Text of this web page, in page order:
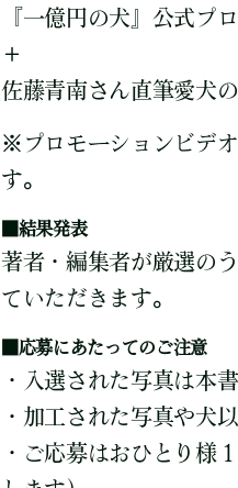
『一億円の犬』公式プ
＋
佐藤青南さん直筆愛犬
※プロモーションビデ
す。
■結果発表
著者・編集者が厳選の
ていただきます。
■応募にあたってのご注意
・入選された写真は本
・加工された写真や犬
・ご応募はおひとり様